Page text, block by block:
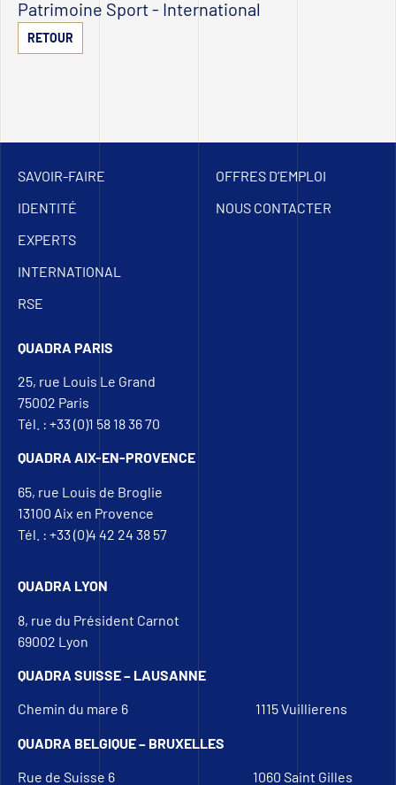
Patrimoine Sport- International
RETOUR
SAVOIR-FAIRE
IDENTITÉ
EXPERTS
INTERNATIONAL
RSE
OFFRES D’EMPLOI
NOUS CONTACTER
QUADRA PARIS
25, rue Louis Le Grand
75002 Paris
Tél. : +33 (0)1 58 18 36 70
QUADRA AIX-EN-PROVENCE
65, rue Louis de Broglie
13100 Aix en Provence
Tél. : +33 (0)4 42 24 38 57
QUADRA LYON
8, rue du Président Carnot
69002 Lyon
QUADRA SUISSE – LAUSANNE
Chemin du mare 6 1115 Vuillierens
QUADRA BELGIQUE – BRUXELLES
Rue de Suisse 6 1060 Saint Gilles